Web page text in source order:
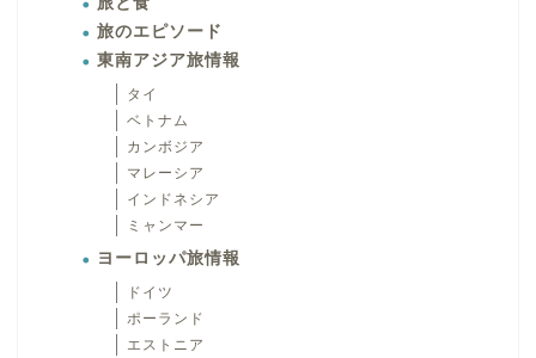
旅のエピソード
東南アジア旅情報
タイ
ベトナム
カンボジア
マレーシア
インドネシア
ミャンマー
ヨーロッパ旅情報
ドイツ
ポーランド
エストニア